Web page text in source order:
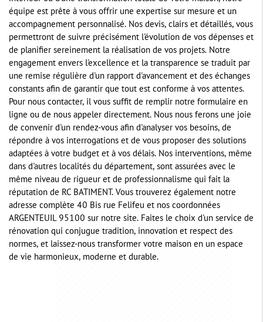
équipe est prête à vous offrir une expertise sur mesure et un
accompagnement personnalisé. Nos devis, clairs et détaillés, vous
permettront de suivre précisément l'évolution de vos dépenses et
de planifier sereinement la réalisation de vos projets. Notre
engagement envers l'excellence et la transparence se traduit par
une remise régulière d'un rapport d'avancement et des échanges
constants afin de garantir que tout est conforme à vos attentes.
Pour nous contacter, il vous suffit de remplir notre formulaire en
ligne ou de nous appeler directement. Nous nous ferons une joie
de convenir d'un rendez-vous afin d'analyser vos besoins, de
répondre à vos interrogations et de vous proposer des solutions
adaptées à votre budget et à vos délais. Nos interventions, même
dans d'autres localités du département, sont assurées avec le
même niveau de rigueur et de professionnalisme qui fait la
réputation de RC BATIMENT. Vous trouverez également notre
adresse complète 40 Bis rue Felifeu et nos coordonnées
ARGENTEUIL 95100 sur notre site. Faites le choix d'un service de
rénovation qui conjugue tradition, innovation et respect des
normes, et laissez-nous transformer votre maison en un espace
de vie harmonieux, moderne et durable.